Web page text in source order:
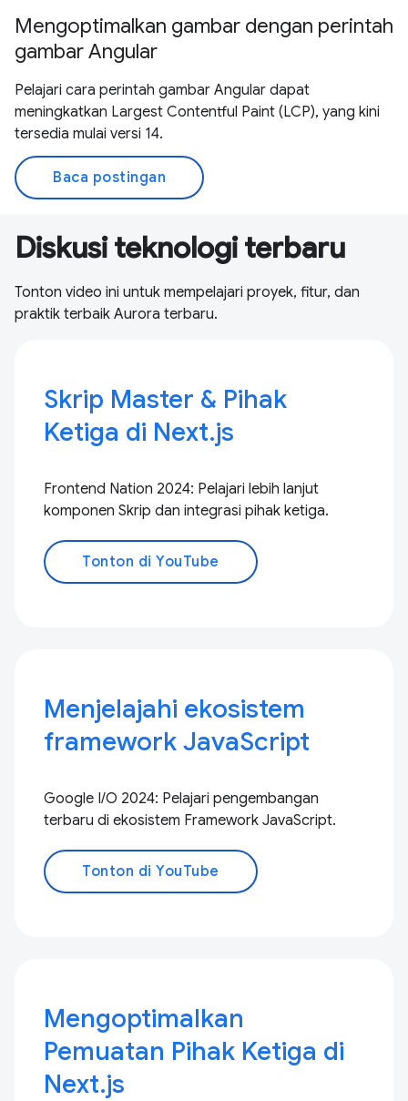
Mengoptimalkan gambar dengan perintah
gambar Angular
Pelajari cara perintah gambar Angular dapat
meningkatkan Largest Contentful Paint (LCP), yang kini
tersedia mulai versi 14.
Baca postingan
Diskusi teknologi terbaru
Tonton video ini untuk mempelajari proyek, fitur, dan
praktik terbaik Aurora terbaru.
Skrip Master & Pihak
Ketiga di Next.js
Frontend Nation 2024: Pelajari lebih lanjut
komponen Skrip dan integrasi pihak ketiga.
Tonton di YouTube
Menjelajahi ekosistem
framework JavaScript
Google I/O 2024: Pelajari pengembangan
terbaru di ekosistem Framework JavaScript.
Tonton di YouTube
Mengoptimalkan
Pemuatan Pihak Ketiga di
Next.js